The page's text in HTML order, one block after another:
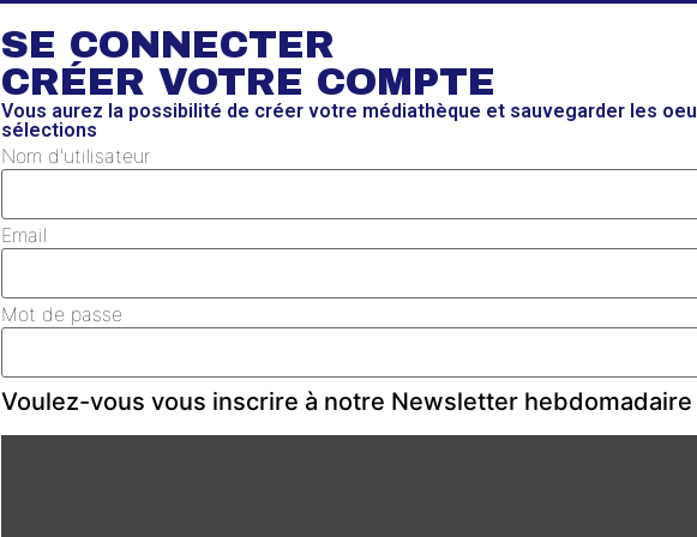
SE CONNECTER
CRÉER VOTRE COMPTE
Vous aurez la possibilité de créer votre médiathèque et sauvegarder les
sélections
Nom d'utilisateur
Email
Mot de passe
Voulez-vous vous inscrire à notre Newsletter hebdomadaire